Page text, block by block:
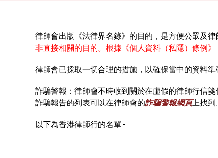
律師會出版《法律界名錄》的目的，是方便公眾及
非直接相關的目的。根據《個人資料（私隱）條例
律師會已採取一切合理的措施，以確保當中的資料
詐騙警報：律師會不時收到關於在虛假的律師行信
詐騙報告的列表可以在律師會的詐騙警報網頁上找到
以下為香港律師行的名單:-